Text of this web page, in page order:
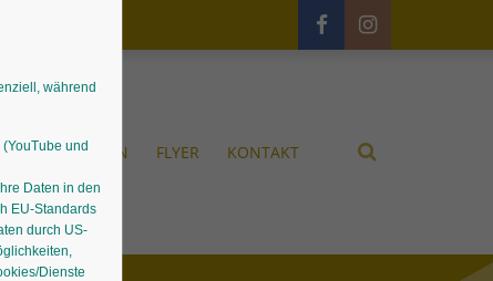
GÄRTEN FLYER KONTAKT
während
und
Daten in den
EU-Standards
durch US-
Dienste